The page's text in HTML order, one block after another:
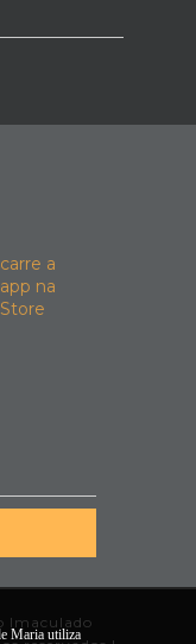
Imaculado
Maria utiliza